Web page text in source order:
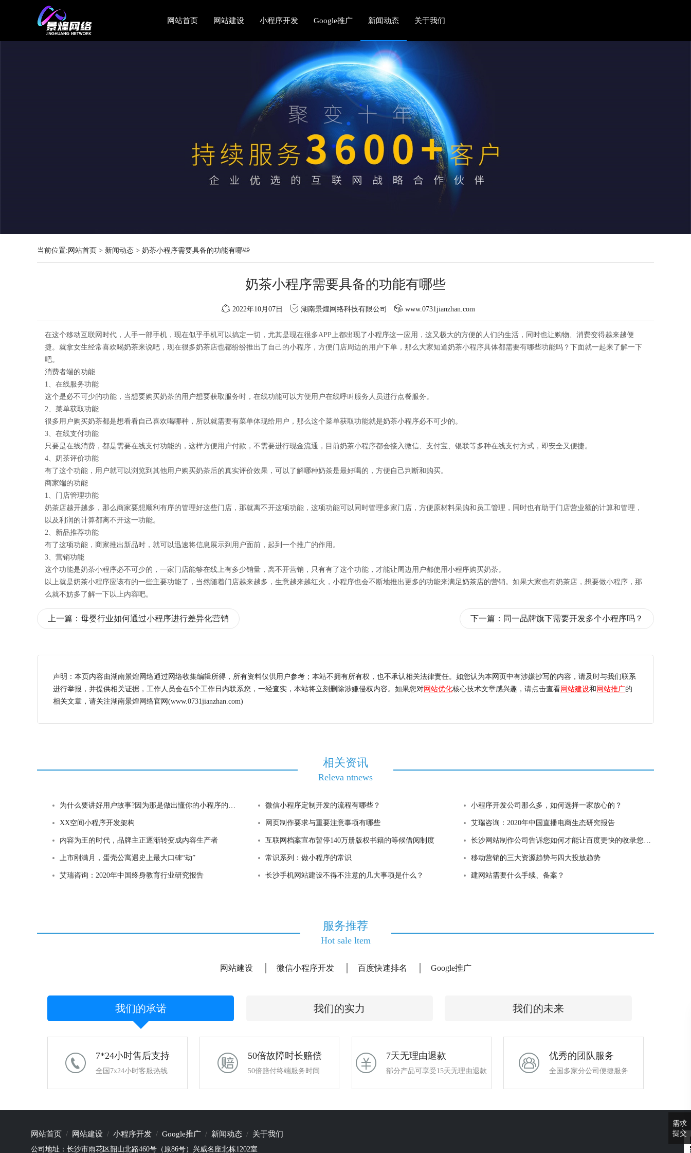
网站首页 网站建设 小程序开发 Google推广 新闻动态 关于我们
当前位置: 网站首页 > 新闻动态 > 奶茶小程序需要具备的功能有哪些
奶茶小程序需要具备的功能有哪些
2022年10月07日 湖南景煌网络科技有限公司 www.0731jianzhan.com
在这个移动互联网时代，人手一部手机，现在似乎手机可以搞定一切，尤其是现在很多APP上都出现了小程序这一应用，这又极大的方便的人们的生活，同时也让购物、消费变得越来越便
捷。就拿女生经常喜欢喝奶茶来说吧，现在很多奶茶店也都纷纷推出了自己的小程序，方便门店周边的用户下单，那么大家知道奶茶小程序具体都需要有哪些功能吗？下面就一起来了解一下
吧。
消费者端的功能
1、在线服务功能
这个是必不可少的功能，当想要购买奶茶的用户想要获取服务时，在线功能可以方便用户在线呼叫服务人员进行点餐服务。
2、菜单获取功能
很多用户购买奶茶都是想看看自己喜欢喝哪种，所以就需要有菜单体现给用户，那么这个菜单获取功能就是奶茶小程序必不可少的。
3、在线支付功能
只要是在线消费，都是需要在线支付功能的，这样方便用户付款，不需要进行现金流通，目前奶茶小程序都会接入微信、支付宝、银联等多种在线支付方式，即安全又便捷。
4、奶茶评价功能
有了这个功能，用户就可以浏览到其他用户购买奶茶后的真实评价效果，可以了解哪种奶茶是最好喝的，方便自己判断和购买。
商家端的功能
1、门店管理功能
奶茶店越开越多，那么商家要想顺利有序的管理好这些门店，那就离不开这项功能，这项功能可以同时管理多家门店，方便原材料采购和员工管理，同时也有助于门店营业额的计算和管理，
以及利润的计算都离不开这一功能。
2、新品推荐功能
有了这项功能，商家推出新品时，就可以迅速将信息展示到用户面前，起到一个推广的作用。
3、营销功能
这个功能是奶茶小程序必不可少的，一家门店能够在线上有多少销量，离不开营销，只有有了这个功能，才能让周边用户都使用小程序购买奶茶。
以上就是奶茶小程序应该有的一些主要功能了，当然随着门店越来越多，生意越来越红火，小程序也会不断地推出更多的功能来满足奶茶店的营销。如果大家也有奶茶店，想要做小程序，那
么就不妨多了解一下以上内容吧。
上一篇： 母婴行业如何通过小程序进行差异化营销 下一篇： 同一品牌旗下需要开发多个小程序吗？
声明：本页内容由湖南景煌网络通过网络收集编辑所得，所有资料仅供用户参考；本站不拥有所有权，也不承认相关法律责任。如您认为本网页中有涉嫌抄写的内容，请及时与我们联系
进行举报，并提供相关证据，工作人员会在5个工作日内联系您，一经查实，本站将立刻删除涉嫌侵权内容。如果您对网站优化核心技术文章感兴趣，请点击查看网站建设和 网站推广的
相关文章，请关注湖南景煌网络官网(www.0731jianzhan.com)
相关资讯
Releva ntnews
为什么要讲好用户故事?因为那是做出懂你的小程序的基础 微信小程序定制开发的流程有哪些？ 小程序开发公司那么多，如何选择一家放心的？
XX空间小程序开发架构 网页制作要求与重要注意事项有哪些 艾瑞咨询：2020年中国直播电商生态研究报告
内容为王的时代，品牌主正逐渐转变成内容生产者 互联网档案宣布暂停140万册版权书籍的等候借阅制度 长沙网站制作公司告诉您如何才能让百度更快的收录您的网站
上市刚满月，蛋壳公寓遇史上最大口碑“劫” 常识系列：做小程序的常识 移动营销的三大资源趋势与四大投放趋势
艾瑞咨询：2020年中国终身教育行业研究报告 长沙手机网站建设不得不注意的几大事项是什么？ 建网站需要什么手续、备案？
服务推荐
Hot sale ltem
网站建设 微信小程序开发 百度快速排名 Google推广
我们的承诺 我们的实力 我们的未来
7*24小时售后支持
全国7x24小时客服热线
50倍故障时长赔偿
50倍赔付终端服务时间
7天无理由退款
部分产品可享受15天无理由退款
优秀的团队服务
全国多家分公司便捷服务
网站首页 网站建设 小程序开发 Google推广 新闻动态 关于我们
公司地址：长沙市雨花区韶山北路460号（原86号）兴威名座北栋1202室
需求
提交